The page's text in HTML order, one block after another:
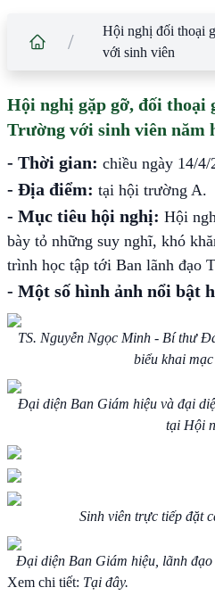
/
Hội nghị đối thoại
với sinh viên
Hội nghị gặp gỡ, đối thoại
Trường với sinh viên năm
- Thời gian: chiều ngày 14/4/
- Địa điểm: tại hội trường A.
- Mục tiêu hội nghị: Hội
bày tỏ những suy nghĩ, khó
trình học tập tới Ban lãnh đạo
- Một số hình ảnh nổi bật
TS. Nguyễn Ngọc Minh - Bí thư
biểu khaimạc
Đại diện Ban Giám hiệu và đại
tại Hội
Sinh viên trực tiếp đặt
Đại diện Ban Giám hiệu, lãnh
Xem chi tiết: Tại đây.